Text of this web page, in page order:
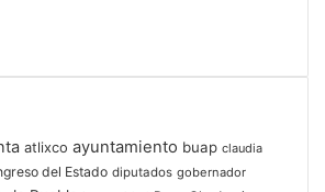
atlixco ayuntamiento buap claudia
del Estado diputados gobernador